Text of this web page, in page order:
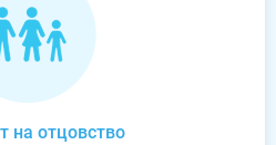
на отцовство